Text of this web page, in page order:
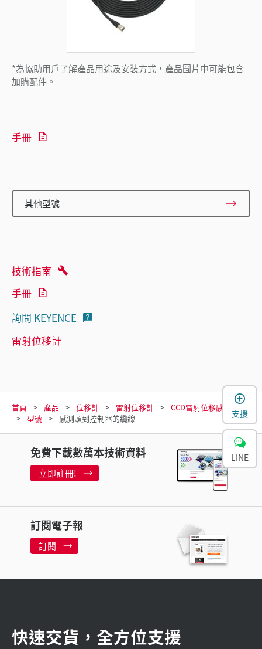
*為協助用戶了解產品用途及安裝方式，產品圖片中可能包含
加購配件。
手冊
其他型號
技術指南
手冊
詢問 KEYENCE
雷射位移計
首頁 產品 位移計 雷射位移計
CCD雷射位移感測器
型號
感測頭到控制器的纜線
免費下載數萬本技術資料
立即註冊!
訂閱電子報
訂閱
快速交貨，全方位支援
支援
LINE